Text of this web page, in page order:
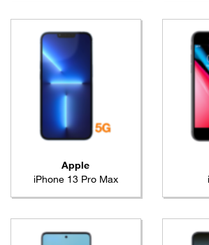
Apple
iPhone 13 Pro Max